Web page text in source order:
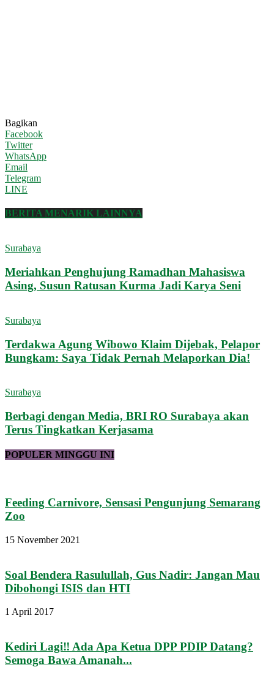
Bagikan
Facebook
Twitter
WhatsApp
Email
Telegram
LINE
BERITA MENARIK LAINNYA
Surabaya
Meriahkan Penghujung Ramadhan Mahasiswa
Asing, Susun Ratusan Kurma Jadi Karya Seni
Surabaya
Terdakwa Agung Wibowo Klaim Dijebak, Pelapor
Bungkam: Saya Tidak Pernah Melaporkan Dia!
Surabaya
Berbagi dengan Media, BRI RO Surabaya akan
Terus Tingkatkan Kerjasama
POPULER MINGGU INI
Feeding Carnivore, Sensasi Pengunjung Semarang
Zoo
15 November 2021
Soal Bendera Rasulullah, Gus Nadir: Jangan Mau
Dibohongi ISIS dan HTI
1 April 2017
Kediri Lagi‼ Ada Apa Ketua DPP PDIP Datang?
Semoga Bawa Amanah...